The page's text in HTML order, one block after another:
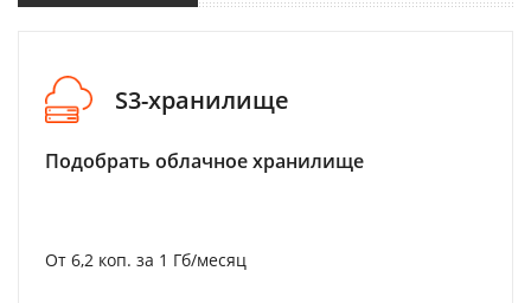
S3-хранилище
Подобрать облачное хранилище
От 6,2 коп. за 1 Гб/месяц